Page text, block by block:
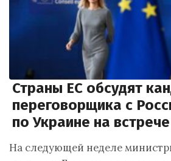
Страны ЕС обсудят
переговорщика с
по Украине на
На следующей неделе